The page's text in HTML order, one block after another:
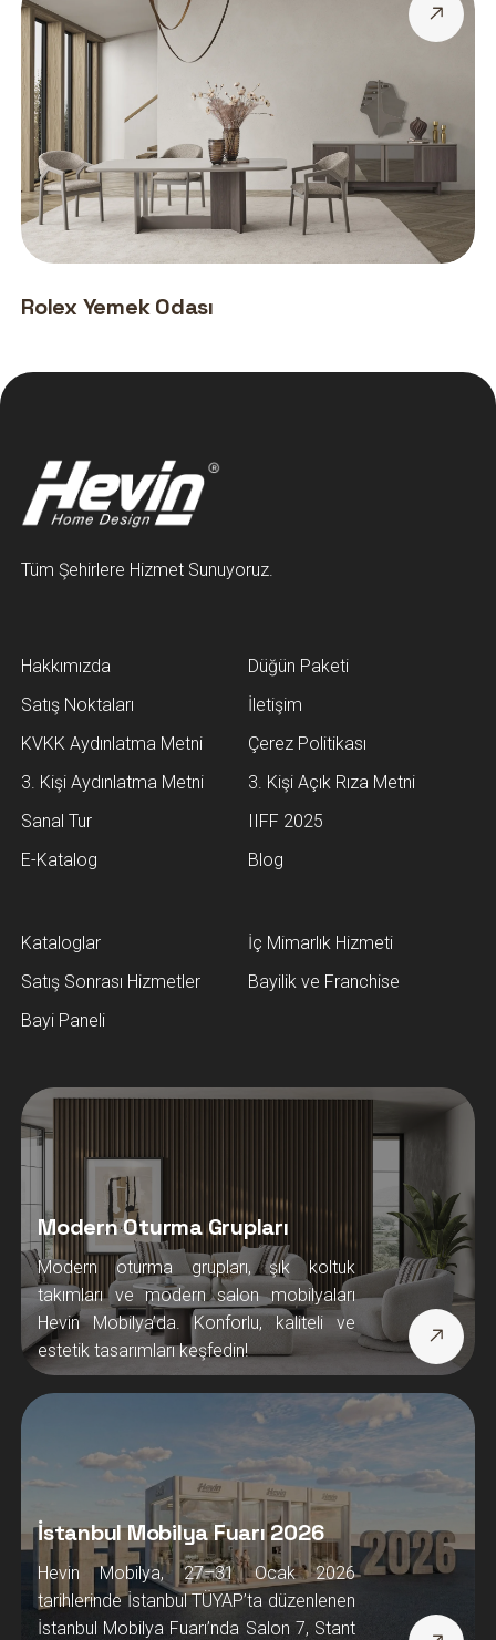
Rolex Yemek Odası
Tüm Şehirlere Hizmet Sunuyoruz.
Hakkımızda
Düğün Paketi
Satış Noktaları
İletişim
KVKK Aydınlatma Metni
Çerez Politikası
3. Kişi Aydınlatma Metni
3. Kişi Açık Rıza Metni
Sanal Tur
IIFF 2025
E-Katalog
Blog
Kataloglar
İç Mimarlık Hizmeti
Satış Sonrası Hizmetler
Bayilik ve Franchise
Bayi Paneli
Modern Oturma Grupları
Modern oturma grupları, şık koltuk
takımları ve modern salon mobilyaları
Hevin Mobilya’da. Konforlu, kaliteli ve
estetik tasarımları keşfedin!
İstanbul Mobilya Fuarı 2026
Hevin Mobilya, 27–31 Ocak 2026
tarihlerinde İstanbul TÜYAP’ta düzenlenen
İstanbul Mobilya Fuarı’nda Salon 7, Stant